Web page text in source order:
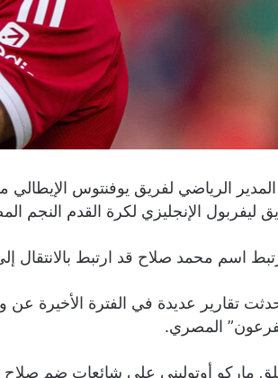
الرياضي لفريق يوفنتوس الإيطالي
ليفربول الإنجليزي لكرة القدم النجم
اسم محمد صلاح قد ارتبط بالانتقال
تقارير عديدة في الفترة الأخيرة
المصري.
ماركو أوتوليني على شائعات ضم صلاح